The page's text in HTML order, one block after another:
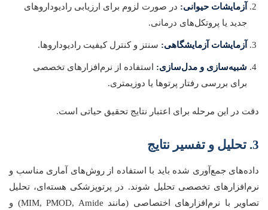
آزمایشات حیوانی: در صورت لزوم برای ارزیابی رادیوداروهای
جدید یا پروتکل‌های درمانی.
آزمایشات آزمایشگاهی: سنتز و کنترل کیفیت رادیوداروها.
شبیه‌سازی و مدل‌سازی: استفاده از نرم‌افزارهای تخصصی
برای بررسی رفتار پرتوها یا دوزیمتری.
دقت در این مرحله برای اعتبار نتایج تحقیق حیاتی است.
3. تحلیل و تفسیر نتایج
داده‌های جمع‌آوری شده باید با استفاده از روش‌های آماری مناسب و
نرم‌افزارهای تخصصی تحلیل شوند. در پرتوپزشکی هسته‌ای، تحلیل
تصاویر با نرم‌افزارهای اختصاصی (مانند MIM, PMOD, Amide) و